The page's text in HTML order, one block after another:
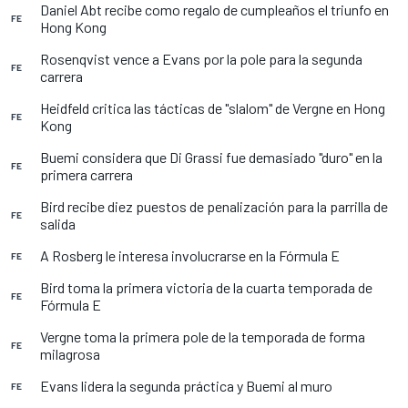
FE
Daniel Abt recibe como regalo de cumpleaños el triunfo en
Hong Kong
FE
Rosenqvist vence a Evans por la pole para la segunda
carrera
FE
Heidfeld critica las tácticas de "slalom" de Vergne en Hong
Kong
FE
Buemi considera que Di Grassi fue demasiado "duro" en la
primera carrera
FE
Bird recibe diez puestos de penalización para la parrilla de
salida
FE A Rosberg le interesa involucrarse en la Fórmula E
FE
Bird toma la primera victoria de la cuarta temporada de
Fórmula E
FE
Vergne toma la primera pole de la temporada de forma
milagrosa
FE Evans lidera la segunda práctica y Buemi al muro